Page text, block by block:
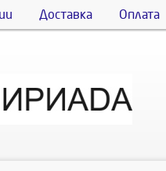
Доставка Оплата